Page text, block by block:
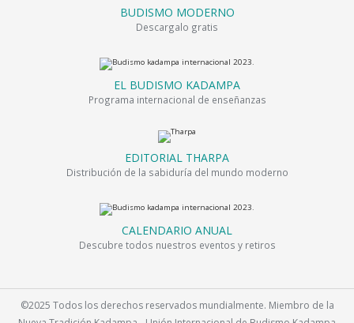
BUDISMO MODERNO
Descargalo gratis
EL BUDISMO KADAMPA
Programa internacional de enseñanzas
EDITORIAL THARPA
Distribución de la sabiduría del mundo moderno
CALENDARIO ANUAL
Descubre todos nuestros eventos y retiros
©2025 Todos los derechos reservados mundialmente. Miembro de la